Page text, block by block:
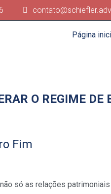
Página
O REGIME
Fim
só as relações